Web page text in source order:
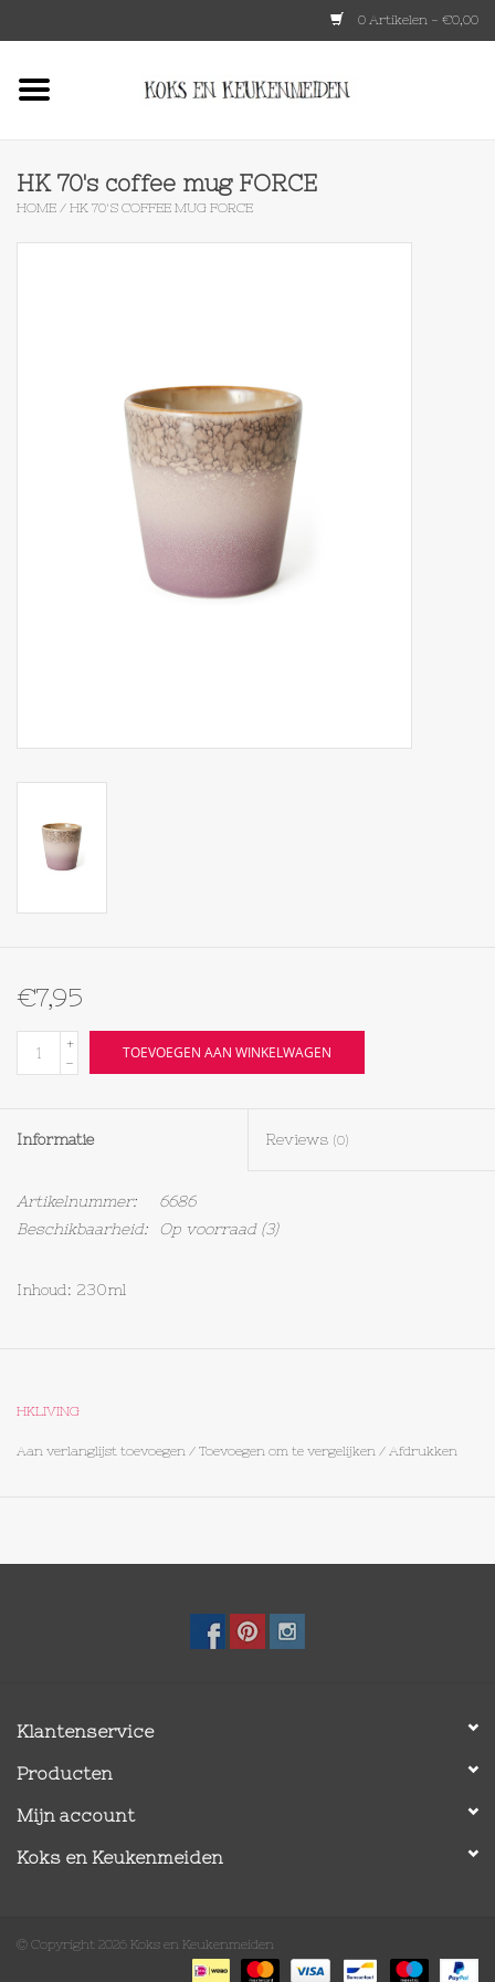
0 Artikelen - €0,00
Keukenspullen
Food
Boeken
Textiel
Olieflessen
HK 70's coffee mug FORCE
HOME / HK 70'S COFFEE MUG FORCE
€7,95
+
-
TOEVOEGEN AAN WINKELWAGEN
Informatie Reviews (0)
Artikelnummer:
6686
Beschikbaarheid:
Op voorraad(3)
Inhoud: 230ml
HKLIVING
Aan verlanglijst toevoegen / Toevoegen om te vergelijken / Afdrukken
Klantenservice
Producten
Mijn account
Koks en Keukenmeiden
© Copyright 2026 Koks en Keukenmeiden